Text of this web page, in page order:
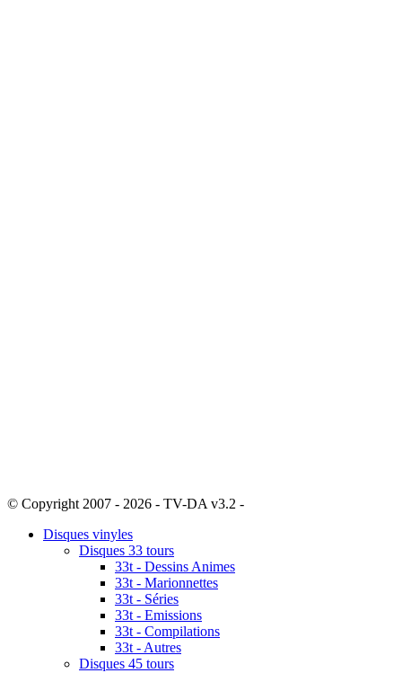
© Copyright 2007 - 2026 - TV-DA v3.2 -
Disques vinyles
Disques 33 tours
33t - Dessins Animes
33t - Marionnettes
33t - Séries
33t - Emissions
33t - Compilations
33t - Autres
Disques 45 tours